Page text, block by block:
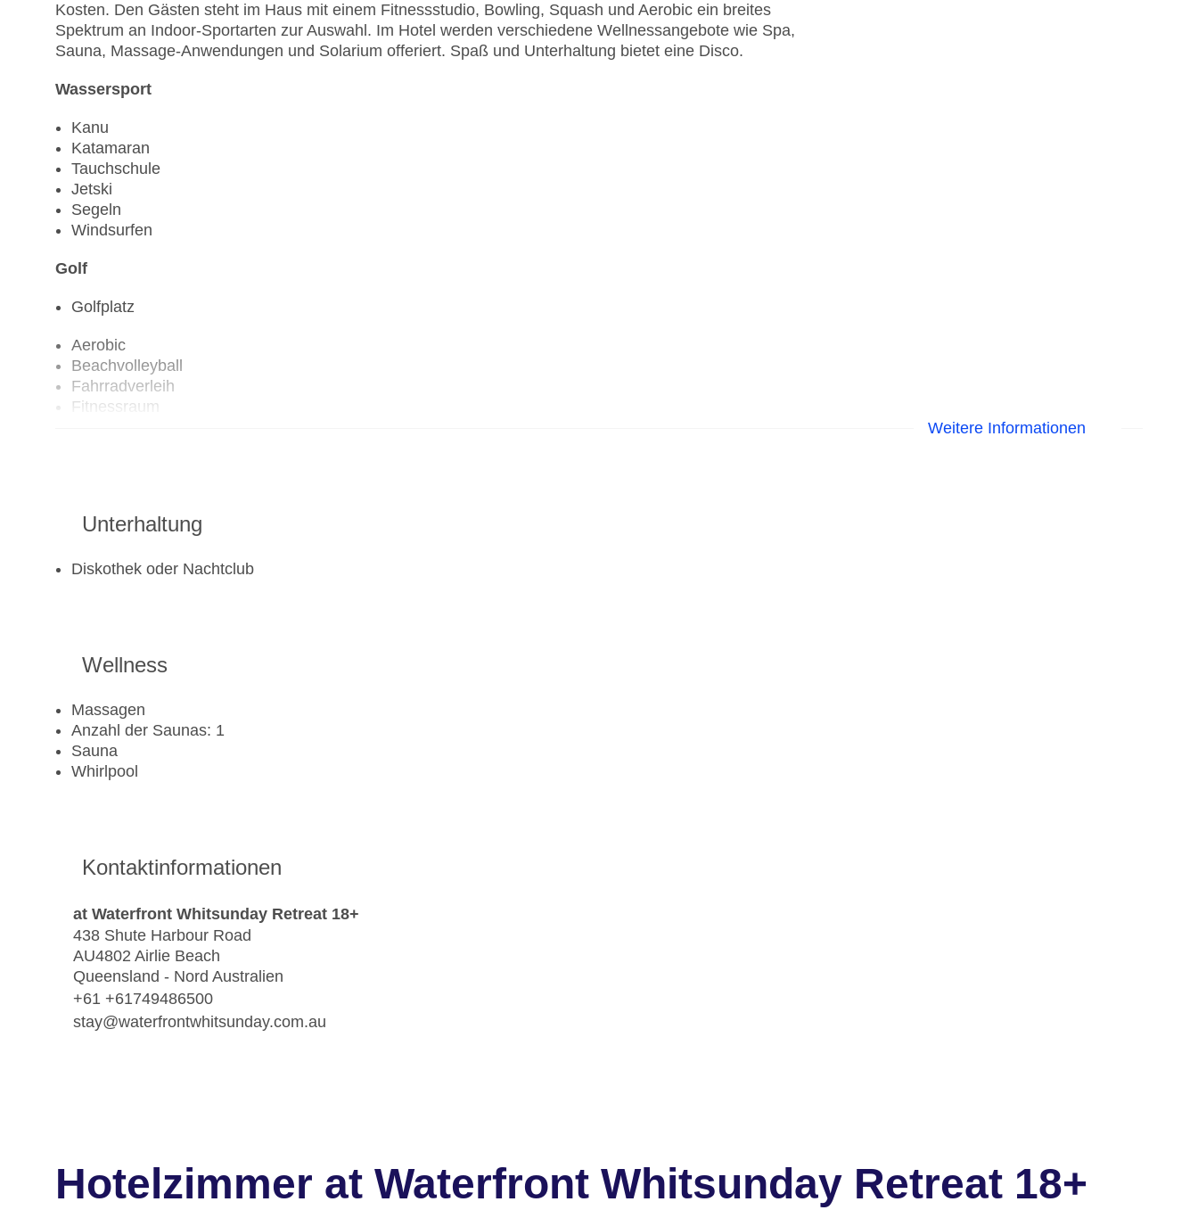
Kosten. Den Gästen steht im Haus mit einem Fitnessstudio, Bowling, Squash und Aerobic ein breites
Spektrum an Indoor-Sportarten zur Auswahl. Im Hotel werden verschiedene Wellnessangebote wie Spa,
Sauna, Massage-Anwendungen und Solarium offeriert. Spaß und Unterhaltung bietet eine Disco.
Wassersport
Kanu
Katamaran
Tauchschule
Jetski
Segeln
Windsurfen
Golf
Golfplatz
Aerobic
Beachvolleyball
Fahrradverleih
Fitnessraum
Weitere Informationen
Unterhaltung
Diskothek oder Nachtclub
Wellness
Massagen
Anzahl der Saunas: 1
Sauna
Whirlpool
Kontaktinformationen
at Waterfront Whitsunday Retreat 18+
438 Shute Harbour Road
AU4802 Airlie Beach
Queensland - Nord Australien
+61 +61749486500
stay@waterfrontwhitsunday.com.au
Hotelzimmer at Waterfront Whitsunday Retreat 18+